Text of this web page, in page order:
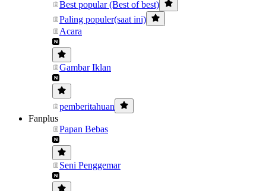
Best popular (Best of best)
Paling populer(saat ini)
Acara
Gambar Iklan
pemberitahuan
Fanplus
Papan Bebas
Seni Penggemar